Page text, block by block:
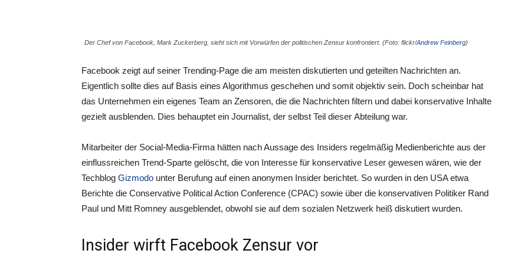
Der Chef von Facebook, Mark Zuckerberg, sieht sich mit Vorwürfen der politischen Zensur konfrontiert. (Foto: flickr/Andrew Feinberg)
Facebook zeigt auf seiner Trending-Page die am meisten diskutierten und geteilten Nachrichten an.
Eigentlich sollte dies auf Basis eines Algorithmus geschehen und somit objektiv sein. Doch scheinbar hat
das Unternehmen ein eigenes Team an Zensoren, die die Nachrichten filtern und dabei konservative Inhalte
gezielt ausblenden. Dies behauptet ein Journalist, der selbst Teil dieser Abteilung war.
Mitarbeiter der Social-Media-Firma hätten nach Aussage des Insiders regelmäßig Medienberichte aus der
einflussreichen Trend-Sparte gelöscht, die von Interesse für konservative Leser gewesen wären, wie der
Techblog Gizmodo unter Berufung auf einen anonymen Insider berichtet. So wurden in den USA etwa
Berichte die Conservative Political Action Conference (CPAC) sowie über die konservativen Politiker Rand
Paul und Mitt Romney ausgeblendet, obwohl sie auf dem sozialen Netzwerk heiß diskutiert wurden.
Insider wirft Facebook Zensur vor